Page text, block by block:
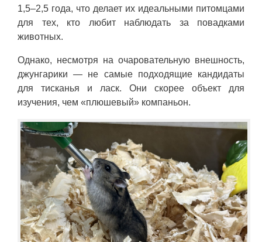
1,5–2,5 года, что делает их идеальными питомцами
для тех, кто любит наблюдать за повадками
животных.
Однако, несмотря на очаровательную внешность,
джунгарики — не самые подходящие кандидаты
для тисканья и ласк. Они скорее объект для
изучения, чем «плюшевый» компаньон.